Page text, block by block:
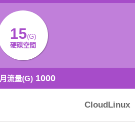
15(G)
硬碟空間
月流量(G) 1000
CloudLinux